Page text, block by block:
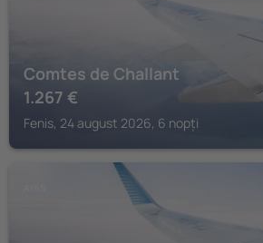
Comtes de Challant
1.267 €
Fenis, 24 august 2026, 6 nopți